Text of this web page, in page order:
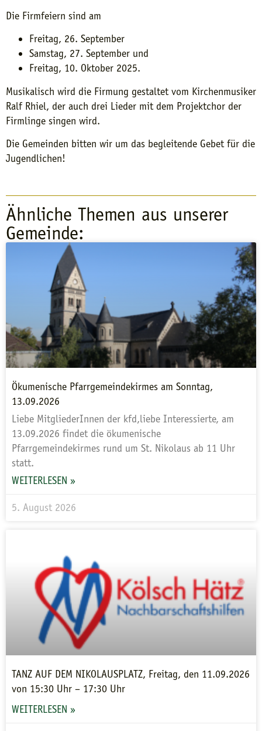
Die Firmfeiern sind am
Freitag, 26. September
Samstag, 27. September und
Freitag, 10. Oktober 2025.
Musikalisch wird die Firmung gestaltet vom Kirchenmusiker
Ralf Rhiel, der auch drei Lieder mit dem Projektchor der
Firmlinge singen wird.
Die Gemeinden bitten wir um das begleitende Gebet für die
Jugendlichen!
Ähnliche Themen aus unserer
Gemeinde:
Ökumenische Pfarrgemeindekirmes am Sonntag,
13.09.2026
Liebe MitgliederInnen der kfd,liebe Interessierte, am
13.09.2026 findet die ökumenische
Pfarrgemeindekirmes rund um St. Nikolaus ab 11 Uhr
statt.
WEITERLESEN »
5. August 2026
TANZ AUF DEM NIKOLAUSPLATZ, Freitag, den 11.09.2026
von 15:30 Uhr – 17:30 Uhr
WEITERLESEN »